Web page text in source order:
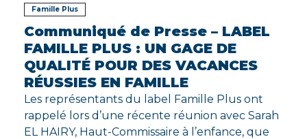
Famille Plus
Communiqué de Presse – LABEL
FAMILLE PLUS : UN GAGE DE
QUALITÉ POUR DES VACANCES
RÉUSSIES EN FAMILLE
Les représentants du label Famille Plus ont
rappelé lors d’une récente réunion avec Sarah
EL HAIRY, Haut-Commissaire à l’enfance, que